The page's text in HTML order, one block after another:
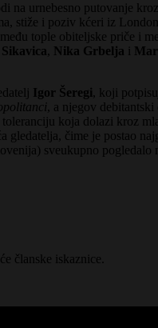
na urnebesno putovanje
i poziv kćeri iz
tople obiteljske priče i
, Nika Grbelja i
Igor Šeregi, koji
, a njegov
koja dolazi kroz
čime je postao
sveukupno pogledalo
članske iskaznice.